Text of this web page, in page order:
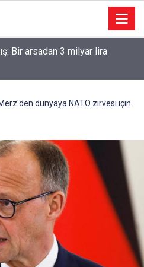
Bir arsadan 3 milyar lira
dünyaya NATO zirvesi için